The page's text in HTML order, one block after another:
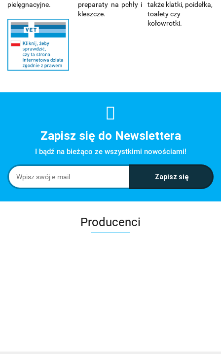
pielęgnacyjne.
preparaty na pchły i
kleszcze.
także klatki, poidełka,
toalety czy
kołowrotki.
Zapisz się do Newslettera
I bądź na bieżąco ze wszystkimi nowościami!
Producenci